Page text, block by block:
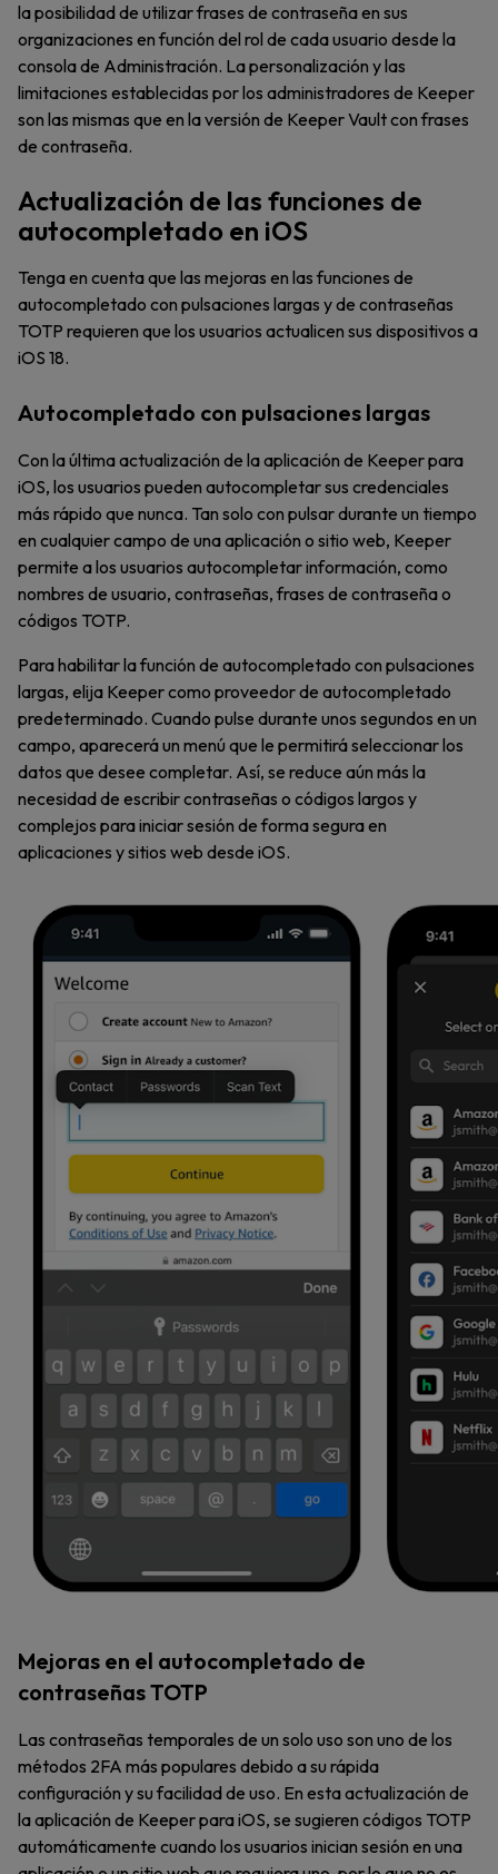
la posibilidad de utilizar frases de contraseña en sus
organizaciones en función del rol de cada usuario desde la
consola de Administración. La personalización y las
limitaciones establecidas por los administradores de Keeper
son las mismas que en la versión de Keeper Vault con frases
de contraseña.
Actualización de las funciones de
autocompletado en iOS
Tenga en cuenta que las mejoras en las funciones de
autocompletado con pulsaciones largas y de contraseñas
TOTP requieren que los usuarios actualicen sus dispositivos a
iOS 18.
Autocompletado con pulsaciones largas
Con la última actualización de la aplicación de Keeper para
iOS, los usuarios pueden autocompletar sus credenciales
más rápido que nunca. Tan solo con pulsar durante un tiempo
en cualquier campo de una aplicación o sitio web, Keeper
permite a los usuarios autocompletar información, como
nombres de usuario, contraseñas, frases de contraseña o
códigos TOTP.
Para habilitar la función de autocompletado con pulsaciones
largas, elija Keeper como proveedor de autocompletado
predeterminado. Cuando pulse durante unos segundos en un
campo, aparecerá un menú que le permitirá seleccionar los
datos que desee completar. Así, se reduce aún más la
necesidad de escribir contraseñas o códigos largos y
complejos para iniciar sesión de forma segura en
aplicaciones y sitios web desde iOS.
Mejoras en el autocompletado de
contraseñas TOTP
Las contraseñas temporales de un solo uso son uno de los
métodos 2FA más populares debido a su rápida
configuración y su facilidad de uso. En esta actualización de
la aplicación de Keeper para iOS, se sugieren códigos TOTP
automáticamente cuando los usuarios inician sesión en una